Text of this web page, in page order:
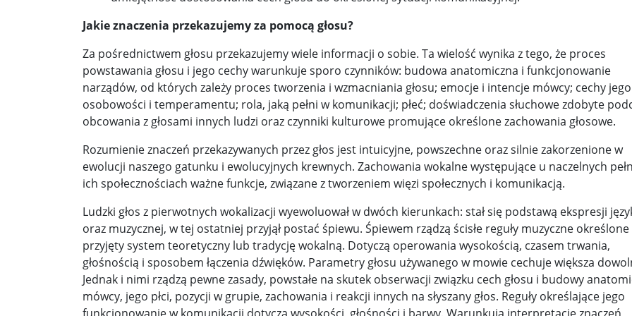
Nowe wytyczne dla pacjentów onkologicznych. Ważny ...
Donald Trump starł się w internecie z byłym prezyd ... Ryszard Petru nie wyklucza, że powstanie nowa part ...
Elektrownia Powiśle: energia dla walczącej Warszaw ... Jak ułan obronił katedrę ... Odebrać zrzuty z „Chochli”
Kapelusz w błocie ... Korea Południowa zainwestuje 350 mld dolarów w USA ... Wojna Rosji z Ukrainą. Dzień
Brazylia udziela Stanom Zjednoczonym lekcji demokr ... Kim jest „Afgańczyk” od incydentu na granicy? Służ ...
Donieck bez wody i z fekaliami za oknem. Ale z ros ... Odkurzone nagrania, zapomniane skandale ...
Sondaż: Stary czy nowy premier? Jeden polityk z wy ... Donald Tusk o słowach Szymona Hołowni o zamachu st ...
Sondaż: Andrzej Duda – prezydent wszystkich Polakó ... Przewodniczący Knesetu: Chcecie Palestyny? Zbudujc ...
Kolejne zapowiedzi uznania państwa palestyńskiego. ... Future Frombork Festival. Kosmiczne wizje naukowcó ...
Ozzy Osbourne żegnany jak król heavy metalu ... Michał Szułdrzyński: Hołownia liderem rankingu nie ...
Jakie znaczenia przekazujemy za pomocą głosu?
Za pośrednictwem głosu przekazujemy wiele informacji o sobie. Ta wielość wynika z tego, że proces
powstawania głosu i jego cechy warunkuje sporo czynników: budowa anatomiczna i funkcjonowanie
narządów, od których zależy proces tworzenia i wzmacniania głosu; emocje i intencje mówcy; cechy jego
osobowości i temperamentu; rola, jaką pełni w komunikacji; płeć; doświadczenia słuchowe zdobyte
obcowania z głosami innych ludzi oraz czynniki kulturowe promujące określone zachowania głosowe.
Rozumienie znaczeń przekazywanych przez głos jest intuicyjne, powszechne oraz silnie zakorzenione w
ewolucji naszego gatunku i ewolucyjnych krewnych. Zachowania wokalne występujące u naczelnych
ich społecznościach ważne funkcje, związane z tworzeniem więzi społecznych i komunikacją.
Ludzki głos z pierwotnych wokalizacji wyewoluował w dwóch kierunkach: stał się podstawą ekspresji
oraz muzycznej, w tej ostatniej przyjął postać śpiewu. Śpiewem rządzą ścisłe reguły muzyczne
przyjęty system teoretyczny lub tradycję wokalną. Dotyczą operowania wysokością, czasem trwania,
głośnością i sposobem łączenia dźwięków. Parametry głosu używanego w mowie cechuje większa
Jednak i nimi rządzą pewne zasady, powstałe na skutek obserwacji związku cech głosu i budowy
mówcy, jego płci, pozycji w grupie, zachowania i reakcji innych na słyszany głos. Reguły określające jego